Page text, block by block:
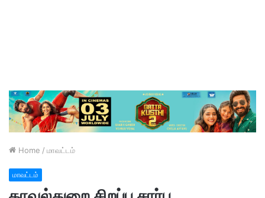
Home / மாவட்டம்
மாவட்டம்